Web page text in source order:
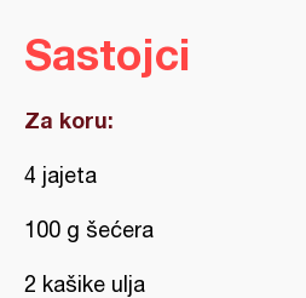
Sastojci
Za koru:
4 jajeta
100 g šećera
2 kašike ulja